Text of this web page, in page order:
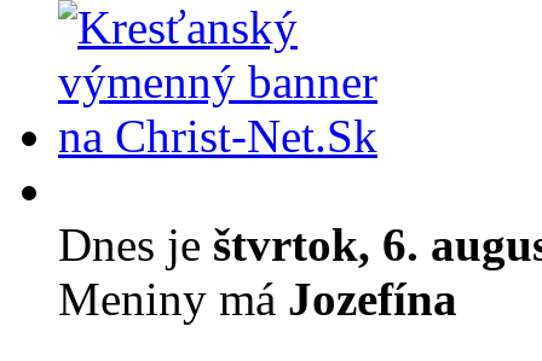
Dnes je štvrtok, 6.
Meniny má Jozefína